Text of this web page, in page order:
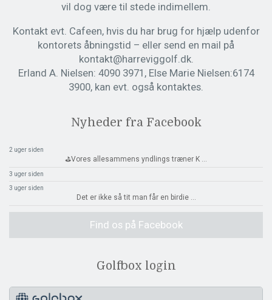
vil dog være til stede indimellem.
Kontakt evt. Cafeen, hvis du har brug for hjælp udenfor
kontorets åbningstid – eller send en mail på
kontakt@harreviggolf.dk.
Erland A. Nielsen: 4090 3971, Else Marie Nielsen:6174
3900, kan evt. også kontaktes.
Nyheder fra Facebook
2 uger siden
⛳️Vores allesammens yndlings træner K
3 uger siden
3 uger siden
Det er ikke så tit man får en birdie
Find os på Facebook
Golfbox login